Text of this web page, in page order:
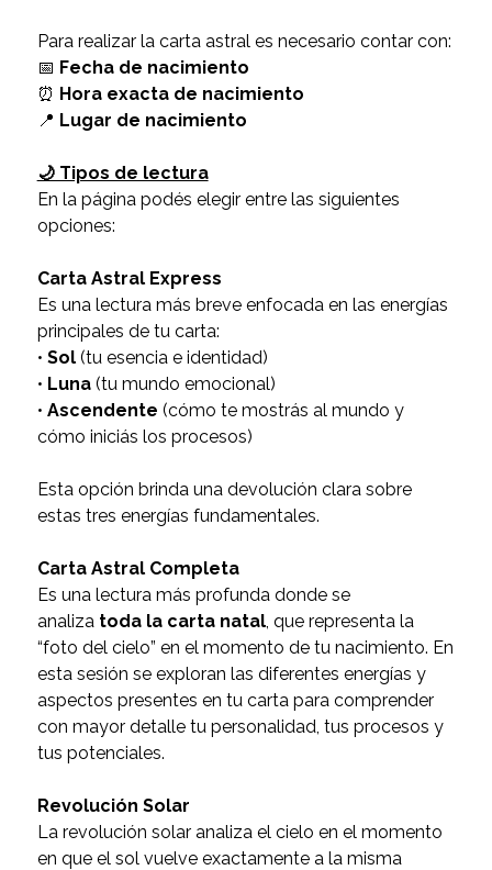
Para realizar la carta astral es necesario contar con:
📅 Fecha de nacimiento
⏰ Hora exacta de nacimiento
📍 Lugar de nacimiento
🌙 Tipos de lectura
En la página podés elegir entre las siguientes
opciones:
Carta Astral Express
Es una lectura más breve enfocada en las energías
principales de tu carta:
• Sol(tu esencia e identidad)
• Luna(tu mundo emocional)
• Ascendente (cómo te mostrás al mundo y
cómo iniciás los procesos)
Esta opción brinda una devolución clara sobre
estas tres energías fundamentales.
Carta Astral Completa
Es una lectura más profunda donde se
analiza toda la carta natal, que representa la
“foto del cielo” en el momento de tu nacimiento. En
esta sesión se exploran las diferentes energías y
aspectos presentes en tu carta para comprender
con mayor detalle tu personalidad, tus procesos y
tus potenciales.
Revolución Solar
La revolución solar analiza el cielo en el momento
en que el sol vuelve exactamente a la misma